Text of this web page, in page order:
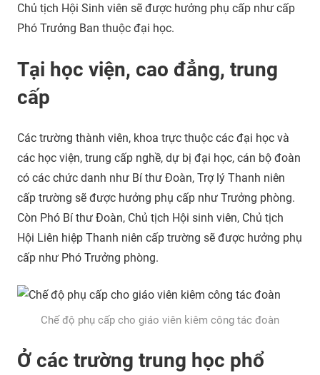
Chủ tịch Hội Sinh viên sẽ được hưởng phụ cấp như cấp
Phó Trưởng Ban thuộc đại học.
Tại học viện, cao đẳng, trung
cấp
Các trường thành viên, khoa trực thuộc các đại học và
các học viện, trung cấp nghề, dự bị đại học, cán bộ đoàn
có các chức danh như Bí thư Đoàn, Trợ lý Thanh niên
cấp trường sẽ được hưởng phụ cấp như Trưởng phòng.
Còn Phó Bí thư Đoàn, Chủ tịch Hội sinh viên, Chủ tịch
Hội Liên hiệp Thanh niên cấp trường sẽ được hưởng phụ
cấp như Phó Trưởng phòng.
Chế độ phụ cấp cho giáo viên kiêm công tác đoàn
Ở các trường trung học phổ